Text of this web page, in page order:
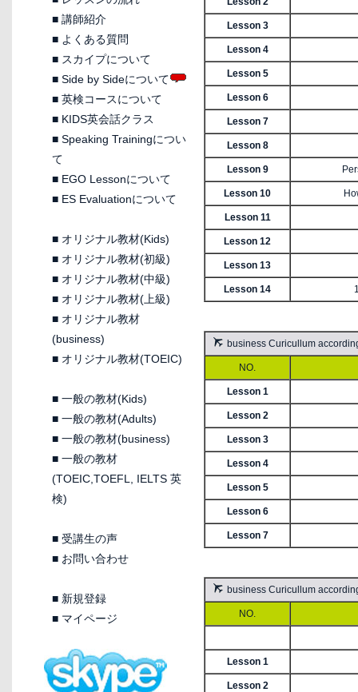
■ 講師紹介
■ よくある質問
■ スカイプについて
■ Side by Sideについて
■ 英検コースについて
■ KIDS英会話クラス
■ Speaking Trainingについ
て
■ EGO Lessonについて
■ ES Evaluationについて
■ オリジナル教材(Kids)
■ オリジナル教材(初級)
■ オリジナル教材(中級)
■ オリジナル教材(上級)
■ オリジナル教材
(business)
■ オリジナル教材(TOEIC)
■ 一般の教材(Kids)
■ 一般の教材(Adults)
■ 一般の教材(business)
■ 一般の教材
(TOEIC,TOEFL, IELTS 英
検)
■ 受講生の声
■ お問い合わせ
■ 新規登録
■ マイページ
Lesson 3
Lesson 4
Lesson 5
Lesson 6
Lesson 7
Lesson 8
Lesson 9
Lesson 10
Lesson 11
Lesson 12
Lesson 13
Lesson 14
business Curicullum
NO.
Lesson 1
Lesson 2
Lesson 3
Lesson 4
Lesson 5
Lesson 6
Lesson 7
business Curicullum
NO.
Lesson 1
Lesson 2